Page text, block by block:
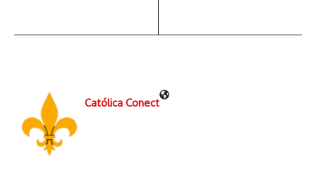
Católica Conect